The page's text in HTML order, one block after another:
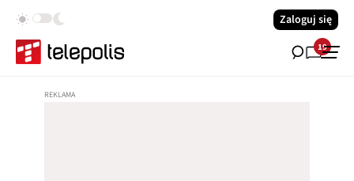
Zaloguj się
19